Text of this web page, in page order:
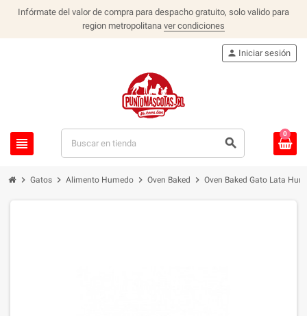
Infórmate del valor de compra para despacho gratuito, solo valido para
region metropolitana ver condiciones
view_headline search
person Iniciar sesión
0
chevron_right Gatos chevron_right Alimento Humedo chevron_right Oven Baked chevron_right Oven Baked Gato Lata